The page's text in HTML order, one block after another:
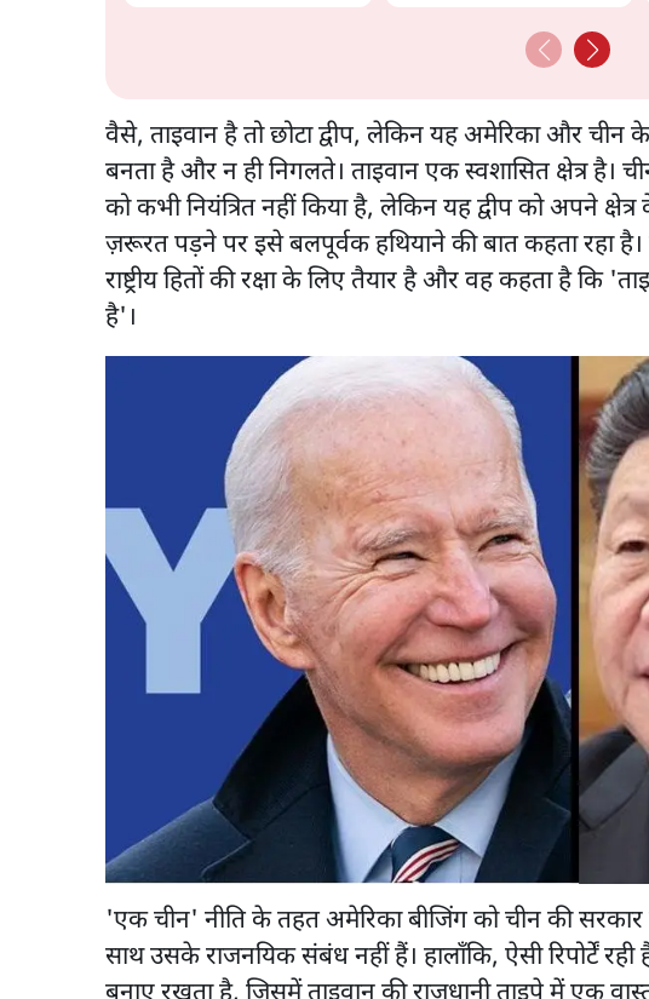
वैसे, ताइवान है तो छोटा द्वीप, लेकिन यह अमेरिका और चीन
बनता है और न ही निगलते। ताइवान एक स्वशासित क्षेत्र है।
को कभी नियंत्रित नहीं किया है, लेकिन यह द्वीप को अपने
ज़रूरत पड़ने पर इसे बलपूर्वक हथियाने की बात कहता रहा
राष्ट्रीय हितों की रक्षा के लिए तैयार है और वह कहता है कि
है'।
'एक चीन' नीति के तहत अमेरिका बीजिंग को चीन की
साथ उसके राजनयिक संबंध नहीं हैं। हालाँकि, ऐसी रिपोर्टें